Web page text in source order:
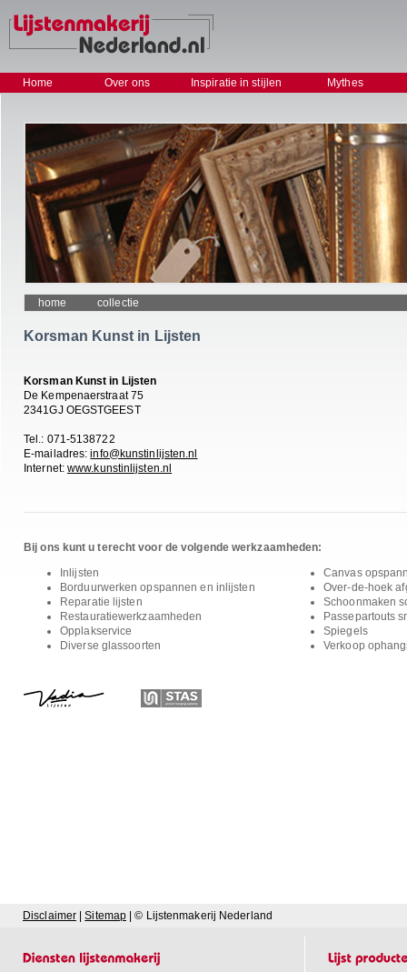
Home Over ons Inspiratie in stijlen Mythes
home collectie
Korsman Kunst in Lijsten
Korsman Kunst in Lijsten
De Kempenaerstraat 75
2341GJ OEGSTGEEST
Tel.: 071-5138722
E-mailadres:info@kunstinlijsten.nl
Internet: www.kunstinlijsten.nl
Bij ons kunt u terecht voor de volgende werkzaamheden:
Inlijsten
Canvas
Borduurwerken opspannen en inlijsten
Over-de-hoek
Reparatie lijsten
Schoonmaken
Restauratiewerkzaamheden
Passepartouts
Opplakservice
Spiegels
Diverse glassoorten
Verkoop
Disclaimer |Sitemap | © Lijstenmakerij Nederland